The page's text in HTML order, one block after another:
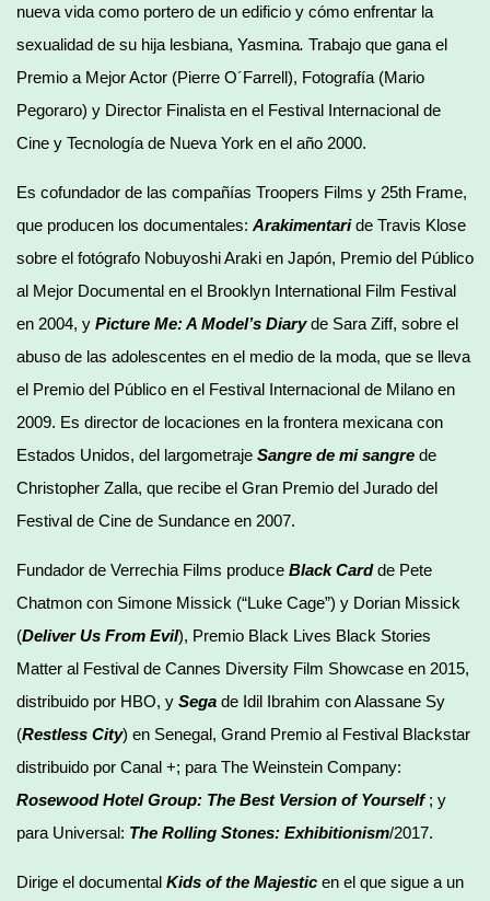
nueva vida como portero de un edificio y cómo enfrentar la
sexualidad de su hija lesbiana, Yasmina. Trabajo que gana el
Premio a Mejor Actor (Pierre O´Farrell), Fotografía (Mario
Pegoraro) y Director Finalista en el Festival Internacional de
Cine y Tecnología de Nueva York en el año 2000.
Es cofundador de las compañías Troopers Films y 25th Frame,
que producen los documentales: Arakimentaride Travis Klose
sobre el fotógrafo Nobuyoshi Araki en Japón, Premio del Público
al Mejor Documental en el Brooklyn International Film Festival
en 2004, y Picture Me: A Model’s Diaryde Sara Ziff, sobre el
abuso de las adolescentes en el medio de la moda, que se lleva
el Premio del Público en el Festival Internacional de Milano en
2009. Es director de locaciones en la frontera mexicana con
Estados Unidos, del largometraje Sangre de mi sangre de
Christopher Zalla, que recibe el Gran Premio del Jurado del
Festival de Cine de Sundance en 2007.
Fundador de Verrechia Films produce Black Cardde Pete
Chatmon con Simone Missick (“Luke Cage”) y Dorian Missick
(Deliver Us From Evil), Premio Black Lives Black Stories
Matter al Festival de Cannes Diversity Film Showcase en 2015,
distribuido por HBO, y Sega de Idil Ibrahim con Alassane Sy
(Restless City) en Senegal, Grand Premio al Festival Blackstar
distribuido por Canal +; para The Weinstein Company:
Rosewood Hotel Group: The Best Version of Yourself; y
para Universal: The Rolling Stones: Exhibitionism/2017.
Dirige el documental Kids of the Majestic en el que sigue a un